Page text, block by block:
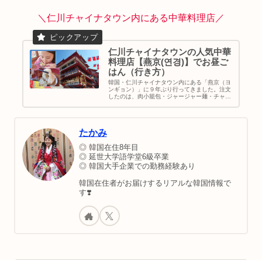
＼仁川チャイナタウン内にある中華料理店／
仁川チャイナタウンの人気中華
料理店【燕京(연경)】でお昼ご
はん（行き方）
韓国・仁川チャイナタウン内にある「燕京（ヨ
ンギョン）」に９年ぶり行ってきました。注文
したのは、肉小籠包・ジャージャー麺・チャン
たかみ
◎ 韓国在住8年目
◎ 延世大学語学堂6級卒業
◎ 韓国大手企業での勤務経験あり
韓国在住者がお届けするリアルな韓国情報で
す❣️